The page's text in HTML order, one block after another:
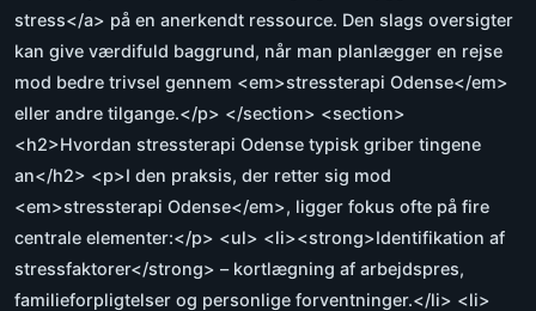
stress</a> på en anerkendt ressource. Den slags oversigter
kan give værdifuld baggrund, når man planlægger en rejse
mod bedre trivsel gennem <em>stressterapi Odense</em>
eller andre tilgange.</p> </section> <section>
<h2>Hvordan stressterapi Odense typisk griber tingene
an</h2> <p>I den praksis, der retter sig mod
<em>stressterapi Odense</em>, ligger fokus ofte på fire
centrale elementer:</p> <ul> <li><strong>Identifikation af
stressfaktorer</strong> – kortlægning af arbejdspres,
familieforpligtelser og personlige forventninger.</li> <li>